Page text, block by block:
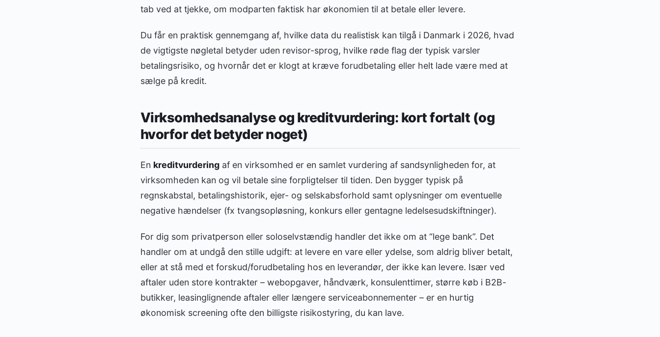
tab ved at tjekke, om modparten faktisk har økonomien til at betale eller levere.
Du får en praktisk gennemgang af, hvilke data du realistisk kan tilgå i Danmark i 2026, hvad
de vigtigste nøgletal betyder uden revisor-sprog, hvilke røde flag der typisk varsler
betalingsrisiko, og hvornår det er klogt at kræve forudbetaling eller helt lade være med at
sælge på kredit.
Virksomhedsanalyse og kreditvurdering: kort fortalt (og
hvorfor det betyder noget)
En kreditvurdering af en virksomhed er en samlet vurdering af sandsynligheden for, at
virksomheden kan og vil betale sine forpligtelser til tiden. Den bygger typisk på
regnskabstal, betalingshistorik, ejer- og selskabsforhold samt oplysninger om eventuelle
negative hændelser (fx tvangsopløsning, konkurs eller gentagne ledelsesudskiftninger).
For dig som privatperson eller soloselvstændig handler det ikke om at “lege bank”. Det
handler om at undgå den stille udgift: at levere en vare eller ydelse, som aldrig bliver betalt,
eller at stå med et forskud/forudbetaling hos en leverandør, der ikke kan levere. Især ved
aftaler uden store kontrakter – webopgaver, håndværk, konsulenttimer, større køb i B2B-
butikker, leasinglignende aftaler eller længere serviceabonnementer – er en hurtig
økonomisk screening ofte den billigste risikostyring, du kan lave.